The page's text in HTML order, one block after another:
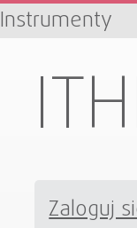
Instrumenty
Zaloguj